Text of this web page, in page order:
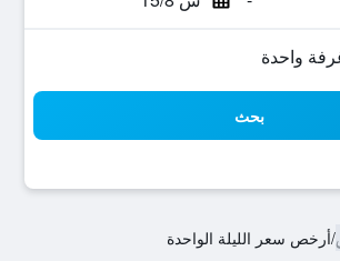
بحث
/أرخص سعر الليلة الواحدة